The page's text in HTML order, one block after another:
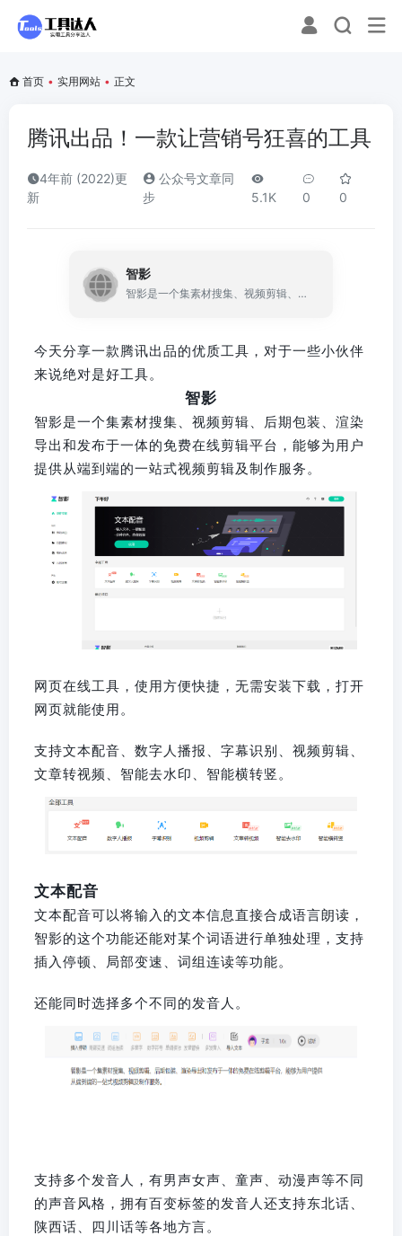
首页 • 实用网站 • 正文
腾讯出品！一款让营销号狂喜的工具
4年前 (2022)更
新
公众号文章同
步
5.1K 0 0
智影
智影是一个集素材搜集、视频剪辑、后期包装、渲染导出和发布于一体的免费在线剪辑平台，能够为用户提供从端到端的一站式视频剪辑及制作服务。丰富的内容资源和强大的智能工具，能够帮助用户高效完成视频剪辑、文章转视频、智能去水印、文本转语音等操作，通过智能工具提升在线视频制作效能
今天分享一款腾讯出品的优质工具，对于一些小伙伴
来说绝对是好工具。
智影
智影是一个集素材搜集、视频剪辑、后期包装、渲染
导出和发布于一体的免费在线剪辑平台，能够为用户
提供从端到端的一站式视频剪辑及制作服务。
网页在线工具，使用方便快捷，无需安装下载，打开
网页就能使用。
支持文本配音、数字人播报、字幕识别、视频剪辑、
文章转视频、智能去水印、智能横转竖。
文本配音
文本配音可以将输入的文本信息直接合成语言朗读，
智影的这个功能还能对某个词语进行单独处理，支持
插入停顿、局部变速、词组连读等功能。
还能同时选择多个不同的发音人。
支持多个发音人，有男声女声、童声、动漫声等不同
的声音风格，拥有百变标签的发音人还支持东北话、
陕西话、四川话等各地方言。